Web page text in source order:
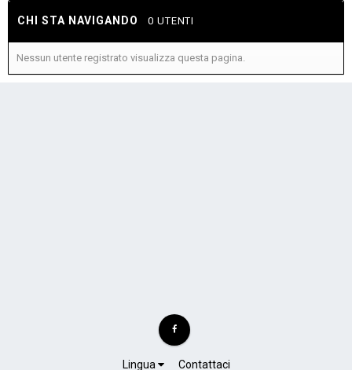
CHI STA NAVIGANDO 0 UTENTI
Nessun utente registrato visualizza questa pagina.
Lingua Contattaci